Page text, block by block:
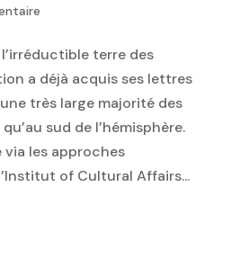
terre des
a déjà acquis ses lettres
très large majorité des
sud de l’hémisphère.
via les approches
of Cultural Affairs...